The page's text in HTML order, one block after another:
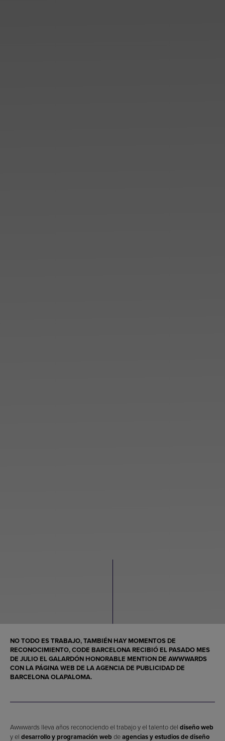
NO TODO ES TRABAJO, TAMBIÉN HAY MOMENTOS DE
RECONOCIMIENTO, CODE BARCELONA RECIBIÓ EL PASADO MES
DE JULIO EL GALARDÓN HONORABLE MENTION DE AWWWARDS
CON LA PÁGINA WEB DE LA AGENCIA DE PUBLICIDAD DE
BARCELONA OLAPALOMA.
Awwwards lleva años reconociendo el trabajo y el talento del diseño web
y el desarrollo y programación web deagencias y estudios de diseño